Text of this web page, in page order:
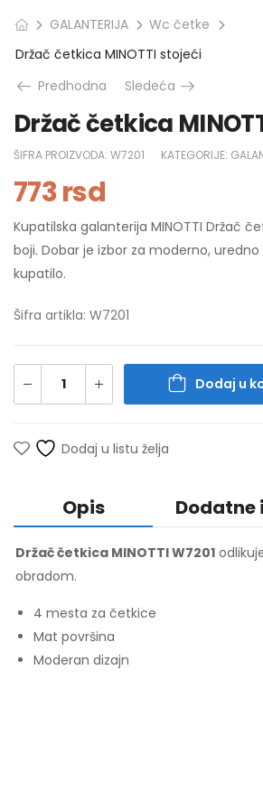
GALANTERIJA
Wc četke
Držač četkica MINOTTI stojeći
Predhodna
Sledeća
Držač četkica
ŠIFRA PROIZVODA: W7201 KATEGORIJE:
773rsd
Kupatilska galanterija MINOTTI Držač
boji. Dobar je izbor za moderno,
kupatilo.
Šifra artikla: W7201
Dodaj u
Dodaj u listu želja
Opis
Držač četkica MINOTTI W7201
obradom.
4 mesta za četkice
Mat površina
Moderan dizajn